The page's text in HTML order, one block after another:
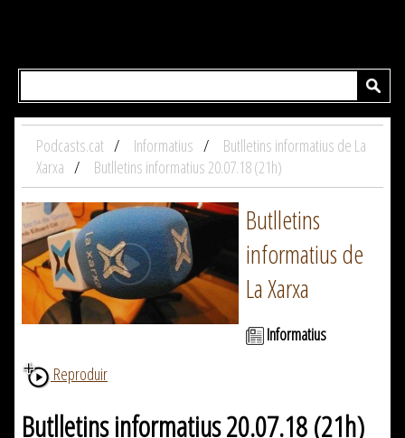
Podcasts.cat Informatius
Butlletins informatius de La
Xarxa
Butlletins informatius 20.07.18 (21h)
Butlletins
informatius de
La Xarxa
Informatius
Reproduir
Butlletins informatius 20.07.18 (21h)